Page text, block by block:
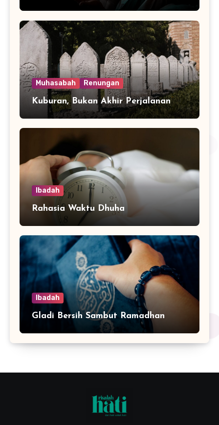
Muhasabah Renungan
Kuburan, Bukan Akhir Perjalanan
Ibadah
Rahasia Waktu Dhuha
Ibadah
Gladi Bersih Sambut Ramadhan